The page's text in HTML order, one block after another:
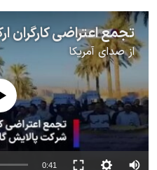
ازصدای آمریکا
available
0:41